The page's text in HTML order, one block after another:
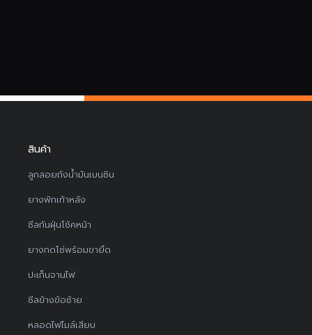
สินค้า
ลูกลอยถังน้ำมันเบนซิน
ยางพักเท้าหลัง
ซีลกันฝุ่นโช้คหน้า
ยางกดโซ่พร้อมขายึด
ปะเก็นจานไฟ
ซีลข้างข้อซ้าย
หลอดไฟไมล์เสียบ